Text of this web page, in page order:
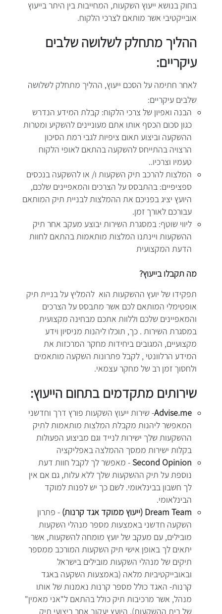
בחוק בנושא ייעוץ השקעות, המחייבות בין היתר בייעוץ
אובייקטיבי אשר מותאם לצרכי הלקוח.
ההליך מתחלק לשלושה שלבים
עיקריים:
לאחר חתימה על הסכם ייעוץ, ההליך מתחלק לשלושה
שלבים עיקריים:
הבנה ואפיון של צרכי הלקוח: קבלת המידע הנדרש
כגון סכום הכסף אותו אתם מעוניינים להשקיע ומטרות
ההשקעה וביצוע תאום ציפיות לגבי רמת הסיכון
הרצויה בהתייחס להשקעה בהתאם לאופי הלקוח
טעמיו וצרכיו..
המלצות להרכב תיק השקעות ו/ או להשקעה בנכסים
ספציפיים: בהתבסס על הצרכים והמאפיינים שלכם,
היועץ יציג בפניכם את ההמלצות לבניית תיק המותאם
עבורכם לאורך זמן.
ליווי שוטף: במסגרת השירות יבוצע מעקב אחר תיק
ההשקעות ויינתנו המלצות מותאמות בהתאם לחוות
הדעת המקצועית
מה תקבלו בייעוץ?
תפקידו של יועץ ההשקעות הוא להמליץ על בניית תיק
אופטימלי המותאם לכם אשר מתבסס על הצרכים
והמאפיינים שלכם וללוות אתכם מבחינה מקצועית
במסגרת השירות . כך, תוכלו ליהנות מניסיון וידע
מקצועיים, המגובים ביחידות מחקר המרכזות את
המידע הרלוונטי , לקבל פתרונות השקעה מותאמים
ולחסוך זמן רב של מחקר עצמאי.
שירותים מתקדמים בתחום הייעוץ:
Advise.me- שירות ייעוץ השקעות פורץ דרך וחדשני
המאפשר ליהנות מקבלת המלצות מותאמות לתיק
ההשקעות שלך ישירות לנייד וגם מביצוע הפעולות
בקלות ישירות ממסך ההמלצה באפליקציה
Second Opinion - מאפשר לך לקבל חוות דעת
נוספת על תיק ההשקעות שלך ללא עלות, גם אם אין
לך חשבון בבינלאומי. לשם כך יש לפנות למוקד
הבינלאומי.
Dream Team (ייעוץ ממוקד אגד קרנות)
- פתרון
השקעה חדשני באמצעות מספר מנהלי השקעות
מובילים, עם מעקב של יועץ מומחה להשקעות, אשר
יתאים לך באופן אישי תיק השקעות המורכב ממספר
תיקים של מנהלי השקעות מובילים בישראל
ובאובייקטיביות מלאה (באמצעות השקעה באגד
קרנות- האגד כולל מספר קרנות נאמנות של אותו
מנהל, אשר מרכיבות תיק כולל בהתאם ל"אני מאמין"
של בית ההשקעות). היועץ יעקוב אחר ביצועי תיק